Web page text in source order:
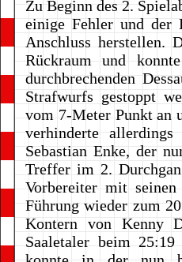
Zu Beginn des 2.
einige Fehler und der
Anschluss herstellen.
Rückraum und
durchbrechenden
Strafwurfs gestoppt
vom 7-Meter Punkt an
verhinderte
Sebastian Enke, der
Treffer im 2.
Vorbereiter mit
Führung wieder zum
Kontern von Kenny
Saaletaler beim